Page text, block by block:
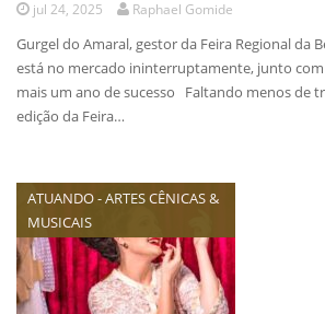
jul 24, 2025 Raphael Gomide
Gurgel do Amaral, gestor da Feira Regional da
está no mercado ininterruptamente, junto com
mais um ano de sucesso Faltando menos de
edição da Feira…
ATUANDO - ARTES CÊNICAS &
MUSICAIS